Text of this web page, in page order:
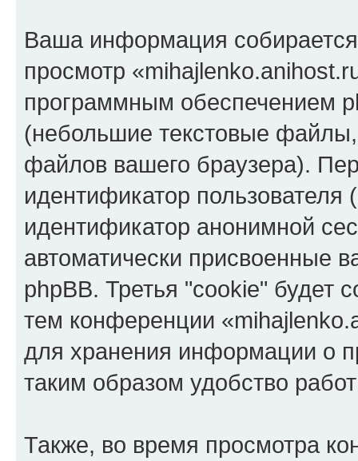
Ваша информация
просмотр
программным обеспечением
(небольшие текстовые
файлов вашего браузера).
идентификатор
идентификатор анонимной
автоматически присвоенные
phpBB. Третья "cookie" будет
тем конференции
для хранения информации о
таким образом удобство
Также, во время просмотра